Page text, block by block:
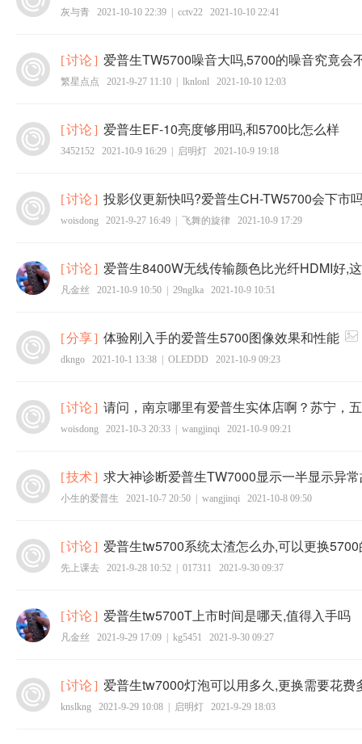
灰与青 2021-10-10 22:39 cctv22 2021-10-10 22:41
[讨论] 爱普生TW5700噪音大吗,5700的噪音究竟会
繁星点点 2021-9-27 11:10 lknlonl 2021-10-10 12:03
[讨论] 爱普生EF-10亮度够用吗,和5700比怎么样
3452152 2021-10-9 16:29 启明灯 2021-10-9 19:18
[讨论] 投影仪更新快吗?爱普生CH-TW5700会下市
woisdong 2021-9-27 16:49 飞舞的旋律 2021-10-9 17:29
[讨论] 爱普生8400W无线传输颜色比光纤HDMI好,
凡金丝 2021-10-9 10:50 29nglka 2021-10-9 10:51
[分享] 体验刚入手的爱普生5700图像效果和性能
dkngo 2021-10-1 13:38 OLEDDD 2021-10-9 09:23
[讨论] 请问，南京哪里有爱普生实体店啊？苏宁，
woisdong 2021-10-3 20:33 wangjinqi 2021-10-9 09:21
[技术] 求大神诊断爱普生TW7000显示一半显示异
小生的爱普生 2021-10-7 20:50 wangjinqi 2021-10-8 09:50
[讨论] 爱普生tw5700系统太渣怎么办,可以更换
先上课去 2021-9-28 10:52 017311 2021-9-30 09:37
[讨论] 爱普生tw5700T上市时间是哪天,值得入手吗
凡金丝 2021-9-29 17:09 kg5451 2021-9-30 09:27
[讨论] 爱普生tw7000灯泡可以用多久,更换需要花费
knslkng 2021-9-29 10:08 启明灯 2021-9-29 18:03